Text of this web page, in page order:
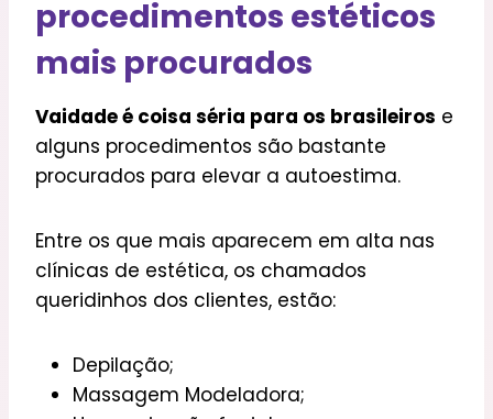
procedimentos estéticos
mais procurados
Vaidade é coisa séria para os brasileiros e
alguns procedimentos são bastante
procurados para elevar a autoestima.
Entre os que mais aparecem em alta nas
clínicas de estética, os chamados
queridinhos dos clientes, estão:
Depilação;
Massagem Modeladora;